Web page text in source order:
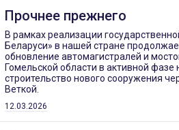
Прочнее прежнего
В рамках реализации
Беларуси» в нашей стране
обновление автомагистралей и
Гомельской области в активной фазе
строительство нового сооружения
Веткой.
12.03.2026